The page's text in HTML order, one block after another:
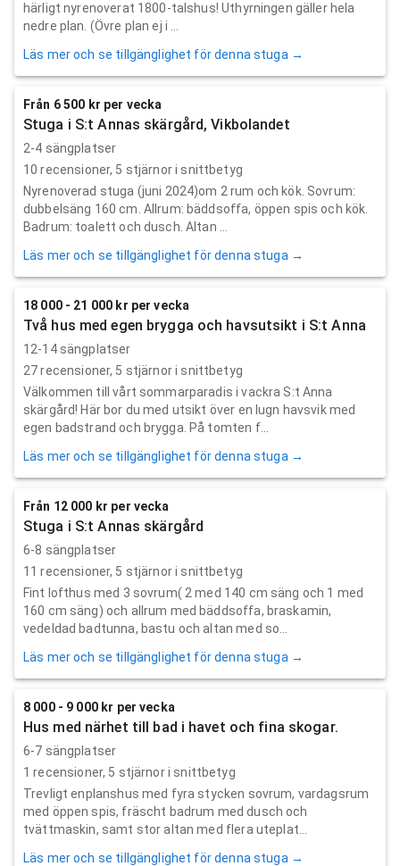
härligt nyrenoverat 1800-talshus! Uthyrningen gäller hela
nedre plan. (Övre plan ej i ...
Läs mer och se tillgänglighet för denna stuga →
Från 6 500 kr per vecka
Stuga i S:t Annas skärgård, Vikbolandet
2-4 sängplatser
10 recensioner, 5 stjärnor i snittbetyg
Nyrenoverad stuga (juni 2024)om 2 rum och kök. Sovrum:
dubbelsäng 160 cm. Allrum: bäddsoffa, öppen spis och kök.
Badrum: toalett och dusch. Altan ...
Läs mer och se tillgänglighet för denna stuga →
18 000 - 21 000 kr per vecka
Två hus med egen brygga och havsutsikt i S:t Anna
12-14 sängplatser
27recensioner, 5 stjärnor i snittbetyg
Välkommen till vårt sommarparadis i vackra S:t Anna
skärgård! Här bor du med utsikt över en lugn havsvik med
egen badstrand och brygga. På tomten f...
Läs mer och se tillgänglighet för denna stuga →
Från 12 000 kr per vecka
Stuga i S:t Annas skärgård
6-8 sängplatser
11 recensioner, 5 stjärnor i snittbetyg
Fint lofthus med 3 sovrum( 2 med 140 cm säng och 1 med
160 cm säng) och allrum med bäddsoffa, braskamin,
vedeldad badtunna, bastu och altan med so...
Läs mer och se tillgänglighet för denna stuga →
8 000 - 9 000 kr per vecka
Hus med närhet till bad i havet och fina skogar.
6-7 sängplatser
1 recensioner, 5 stjärnor i snittbetyg
Trevligt enplanshus med fyra stycken sovrum, vardagsrum
med öppen spis, fräscht badrum med dusch och
tvättmaskin, samt stor altan med flera uteplat...
Läs mer och se tillgänglighet för denna stuga →